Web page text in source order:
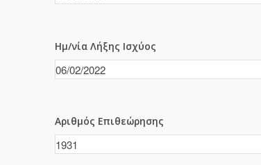
Ημ/νία Λήξης Ισχύος
Αριθμός Επιθεώρησης